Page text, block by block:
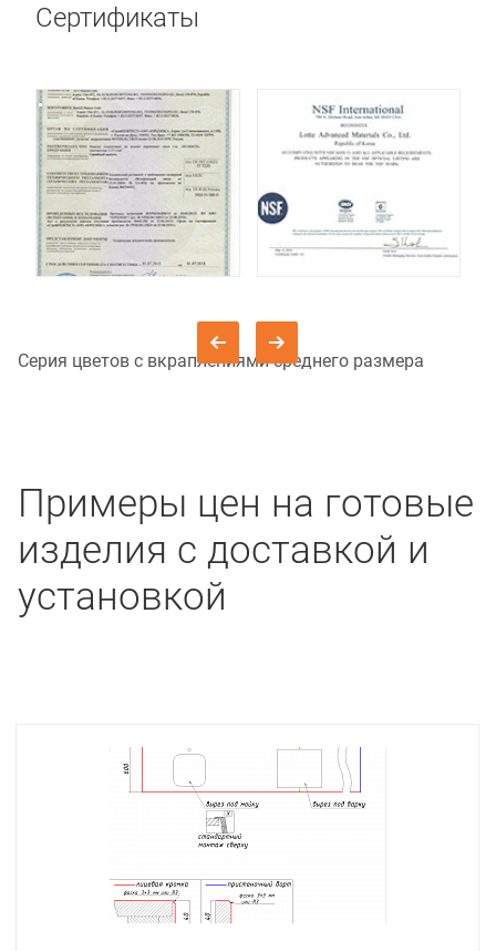
Сертификаты
Серия цветов с вкраплениями среднего размера
Примеры цен на готовые
изделия с доставкой и
установкой